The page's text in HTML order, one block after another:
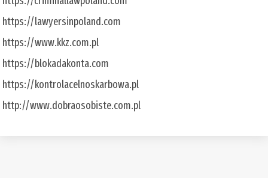
https://lawyersinpoland.com
https://www.kkz.com.pl
https://blokadakonta.com
https://kontrolacelnoskarbowa.pl
http://www.dobraosobiste.com.pl